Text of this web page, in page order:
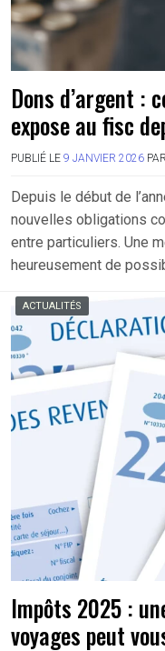
Dons d’argent :
expose au fisc
PUBLIÉ LE 9 JANVIER 2026 PAR
Depuis le début de
nouvelles obligations
entre particuliers. Une
heureusement de
ACTUALITÉS
Impôts 2025 :
voyages peut